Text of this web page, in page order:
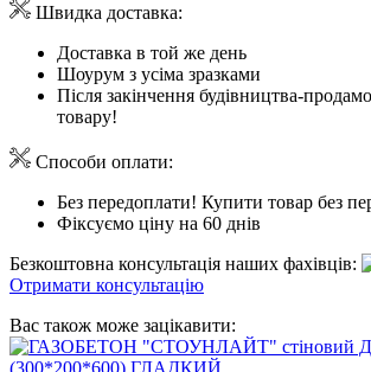
Швидка доставка:
Доставка в той же день
Шоурум з усіма зразками
Після закінчення будівництва-
товару!
Способи оплати:
Без передоплати! Купити товар без
Фіксуємо ціну на 60 днів
Безкоштовна консультація наших фахівців:
Отримати консультацію
Вас також може зацікавити: